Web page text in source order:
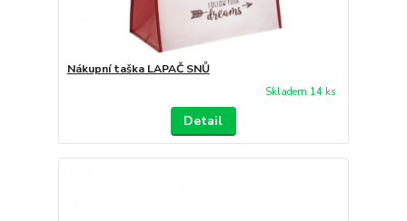
Nákupní taška LAPAČ SNŮ
Skladem 14 ks
Detail